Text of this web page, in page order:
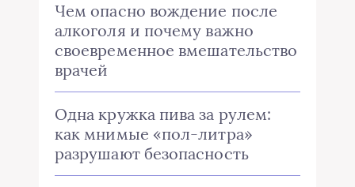
Чем опасно вождение после
алкоголя и почему важно
своевременное вмешательство
врачей
Одна кружка пива за рулем:
как мнимые «пол-литра»
разрушают безопасность